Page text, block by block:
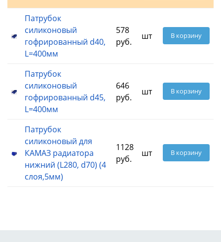
Патрубок
силиконовый
гофрированный d40,
L=400мм
578
руб.
шт В корзину
Патрубок
силиконовый
гофрированный d45,
L=400мм
646
руб.
шт В корзину
Патрубок
силиконовый для
КАМАЗ радиатора
нижний (L280, d70) (4
слоя,5мм)
1128
руб.
шт В корзину